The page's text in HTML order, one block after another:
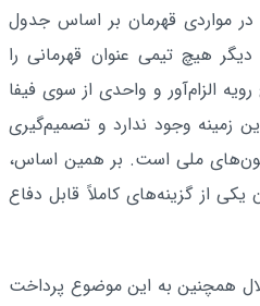
مواردی قهرمان بر اساس جدول
هیچ تیمی عنوان قهرمانی را
الزام‌آور و واحدی از سوی فیفا
زمینه وجود ندارد و تصمیم‌گیری
ملی است. بر همین اساس،
یکی از گزینه‌های کاملاً قابل دفاع
همچنین به این موضوع پرداخت